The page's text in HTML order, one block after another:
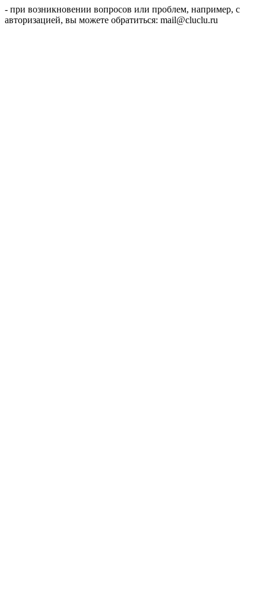
- при возникновении вопросов или проблем, например, с
авторизацией, вы можете обратиться: mail@cluclu.ru